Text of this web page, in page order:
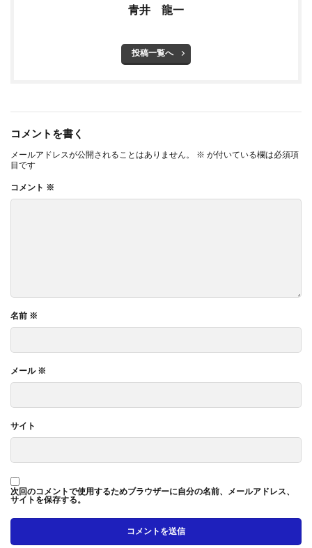
青井 龍一
投稿一覧へ
コメントを書く
メールアドレスが公開されることはありません。 ※ が付いている欄は必須項
目です
コメント ※
名前 ※
メール ※
サイト
次回のコメントで使用するためブラウザーに自分の名前、メールアドレス、
サイトを保存する。